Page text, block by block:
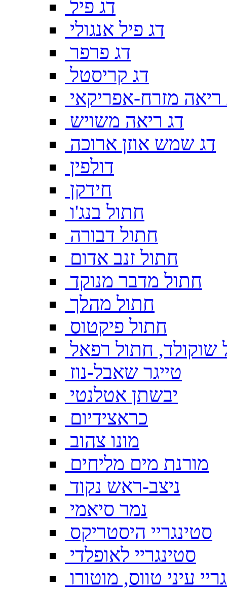
דג פיל
דג פיל אנגולי
דג פרפר
דג קריסטל
ריאה מזרח-אפריקאי
דג ריאה משויש
דג שמש אוזן ארוכה
דולפין
חידקן
חתול בנג'ו
חתול דבורה
חתול זנב אדום
חתול מדבר מנוקד
חתול מהלך
חתול פיקטוס
שוקולד, חתול רפאל
טייגר שאבל-נוז
יבשתן אטלנטי
כראצידיום
מונו צהוב
מורנת מים מליחים
ניצב-ראש נקוד
נמר סיאמי
סטינגריי היסטריקס
סטינגריי לאופלדי
עיני טווס, מוטורו